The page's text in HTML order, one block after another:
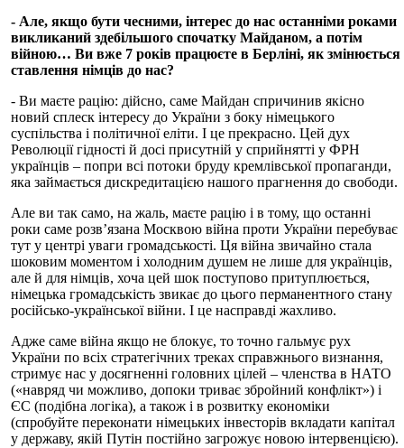
- Але, якщо бути чесними, інтерес до нас останніми роками
викликаний здебільшого спочатку Майданом, а потім
війною… Ви вже 7 років працюєте в Берліні, як змінюється
ставлення німців до нас?
- Ви маєте рацію: дійсно, саме Майдан спричинив якісно
новий сплеск інтересу до України з боку німецького
суспільства і політичної еліти. І це прекрасно. Цей дух
Революції гідності й досі присутній у сприйнятті у ФРН
українців – попри всі потоки бруду кремлівської пропаганди,
яка займається дискредитацією нашого прагнення до свободи.
Але ви так само, на жаль, маєте рацію і в тому, що останні
роки саме розв’язана Москвою війна проти України перебуває
тут у центрі уваги громадськості. Ця війна звичайно стала
шоковим моментом і холодним душем не лише для українців,
але й для німців, хоча цей шок поступово притуплюється,
німецька громадськість звикає до цього перманентного стану
російсько-української війни. І це насправді жахливо.
Адже саме війна якщо не блокує, то точно гальмує рух
України по всіх стратегічних треках справжнього визнання,
стримує нас у досягненні головних цілей – членства в НАТО
(«навряд чи можливо, допоки триває збройний конфлікт») і
ЄС (подібна логіка), а також і в розвитку економіки
(спробуйте переконати німецьких інвесторів вкладати капітал
у державу, якій Путін постійно загрожує новою інтервенцією).